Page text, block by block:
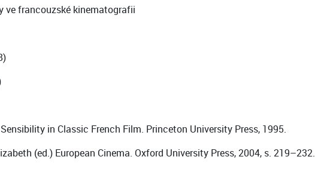
ve francouzské kinematografii
in Classic French Film. Princeton University Press, 1995.
(ed.) European Cinema. Oxford University Press, 2004, s. 219–232.